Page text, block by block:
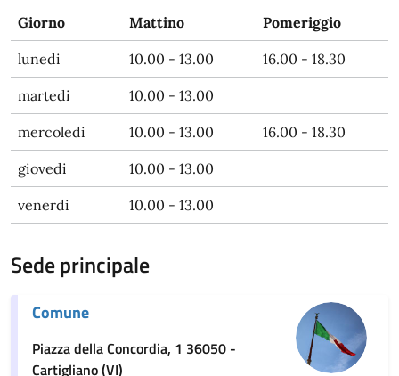
Giorno Mattino Pomeriggio
lunedi 10.00 - 13.00 16.00 - 18.30
martedi 10.00 - 13.00
mercoledi 10.00 - 13.00 16.00 - 18.30
giovedi 10.00 - 13.00
venerdi 10.00 - 13.00
Sede principale
Comune
Piazza della Concordia, 1 36050 -
Cartigliano (VI)